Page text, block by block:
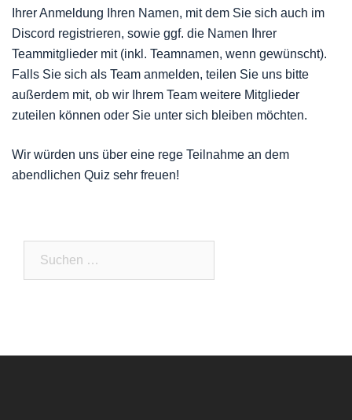
Ihrer Anmeldung Ihren Namen, mit dem Sie sich auch im
Discord registrieren, sowie ggf. die Namen Ihrer
Teammitglieder mit (inkl. Teamnamen, wenn gewünscht).
Falls Sie sich als Team anmelden, teilen Sie uns bitte
außerdem mit, ob wir Ihrem Team weitere Mitglieder
zuteilen können oder Sie unter sich bleiben möchten.
Wir würden uns über eine rege Teilnahme an dem
abendlichen Quiz sehr freuen!